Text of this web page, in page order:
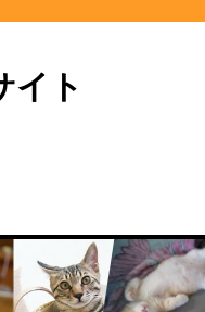
イト